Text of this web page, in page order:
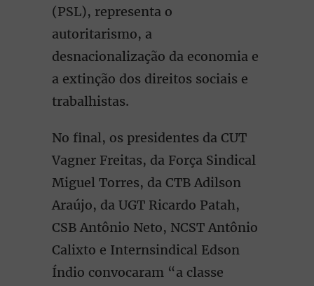
(PSL), representa o
autoritarismo, a
desnacionalização da economia e
a extinção dos direitos sociais e
trabalhistas.
No final, os presidentes da CUT
Vagner Freitas, da Força Sindical
Miguel Torres, da CTB Adilson
Araújo, da UGT Ricardo Patah,
CSB Antônio Neto, NCST Antônio
Calixto e Internsindical Edson
Índio convocaram “a classe